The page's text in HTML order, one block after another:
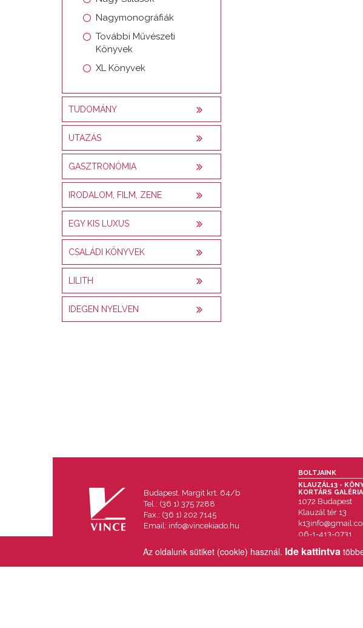
Az oldalunk sütiket (cookie) használ. Ide kattintva
Nagymonográfiák
További Művészeti
Könyvek
XL Könyvek
TUDOMÁNY
UTAZÁS
GASZTRONÓMIA
IRODALOM, FILM, ZENE
EGY KIS LUXUS
CSALÁDI KÖNYVEK
LILITH
IDEGEN NYELVEN
Budapest, Margit krt. 64/b
Tel.: (36 1) 375 7288
Fax.: (36 1) 202 7145
Email: info@vincekiado.hu
BOLTJAINK
KLAUZÁL13 -
KORTÁRS GALÉRIA
1072 Budapest
Klauzál tér 13
06-1-413-0731